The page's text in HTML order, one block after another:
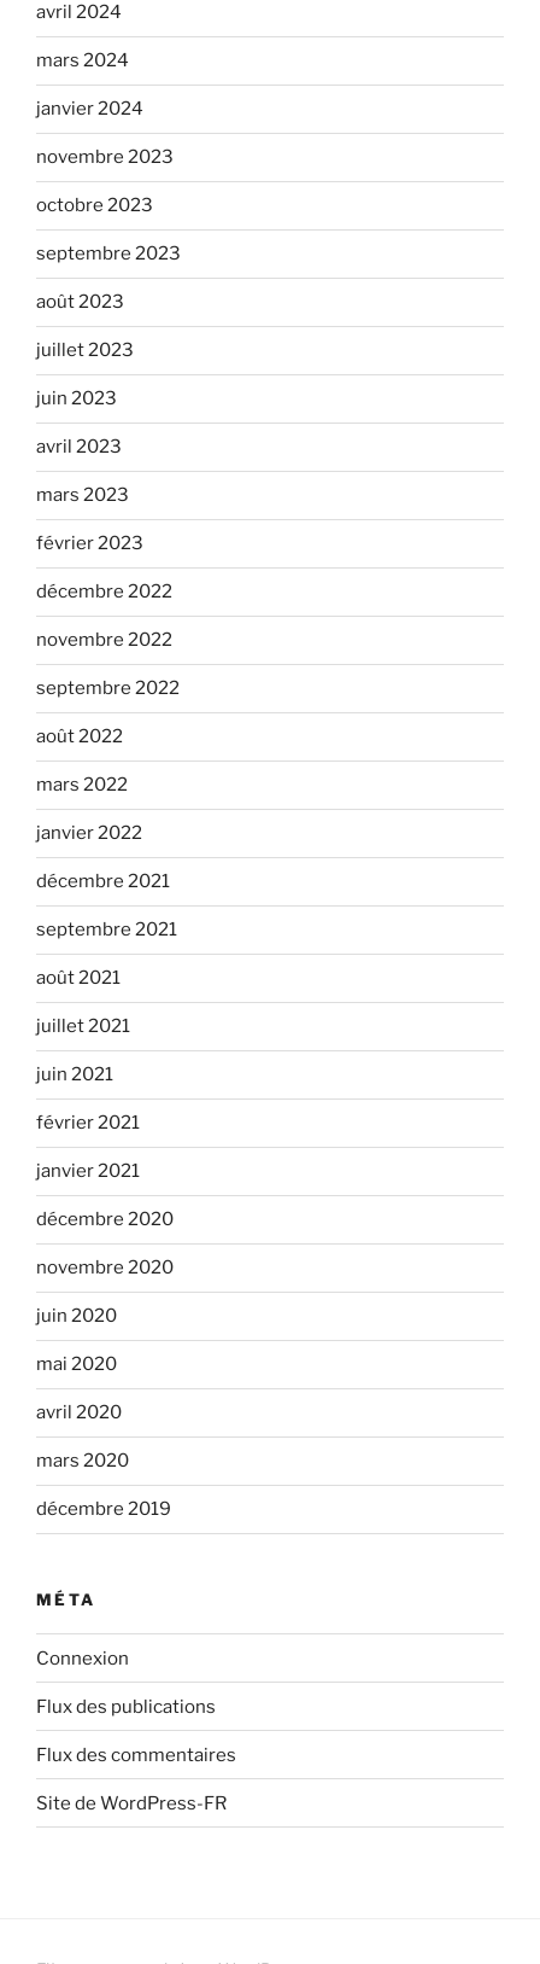
avril 2024
mars 2024
janvier 2024
novembre 2023
octobre 2023
septembre 2023
août 2023
juillet 2023
juin 2023
avril 2023
mars 2023
février 2023
décembre 2022
novembre 2022
septembre 2022
août 2022
mars 2022
janvier 2022
décembre 2021
septembre 2021
août 2021
juillet 2021
juin 2021
février 2021
janvier 2021
décembre 2020
novembre 2020
juin 2020
mai 2020
avril 2020
mars 2020
décembre 2019
MÉTA
Connexion
Flux des publications
Flux des commentaires
Site de WordPress-FR